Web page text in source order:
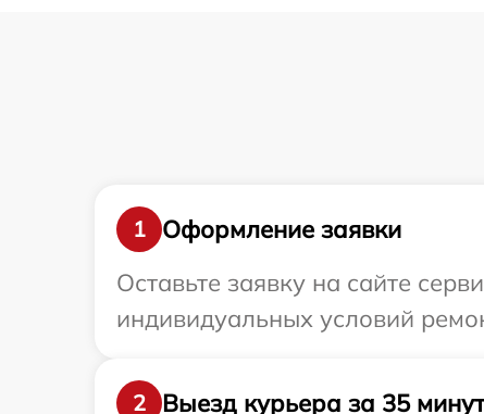
1
Оформление заявки
Оставьте заявку на сайте
индивидуальных условий
2
Выезд курьера за 35 минут